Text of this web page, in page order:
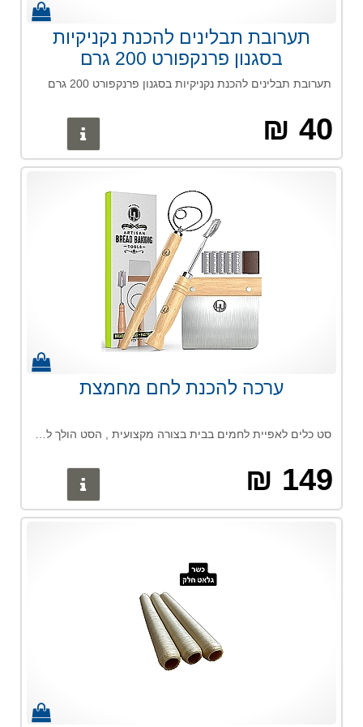
תערובת תבלינים להכנת נקניקיות
בסגנון פרנקפורט 200 גרם
תערובת תבלינים להכנת נקניקיות בסגנון פרנקפורט 200 גרם
40 ₪
ערכה להכנת לחם מחמצת
סט כלים לאפיית לחמים בבית בצורה מקצועית , הסט הולך להנגיש לכם את עולם אפיית הלחמים מבית להכין לחם מעולם לא היה קל כמו עכשיו .
149 ₪